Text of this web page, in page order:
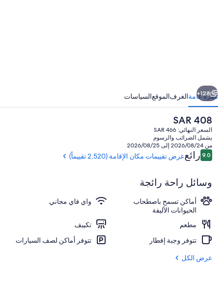
ينابيع ساخنة
التالي
128+
نظرة عامةالغرفالموقعالسياسات
السعر
الحالي
هو
SAR
408
SAR 408
السعر النهائي: SAR 466
يشمل الضرائب والرسوم
من 2026/08/24 إلى 2026/08/25
التقييمات
9.09.0 من 10رائععرض تقييمات مكان الإقامة (2,520 تقييماً)
وسائل راحة رائجة
أماكن تسمح باصطحاب
الحيوانات الأليفة
واي فاي مجاني
مطعم
تكييف
تتوفر وجبة إفطار
تتوفر أماكن لصف السيارات
عرض الكل